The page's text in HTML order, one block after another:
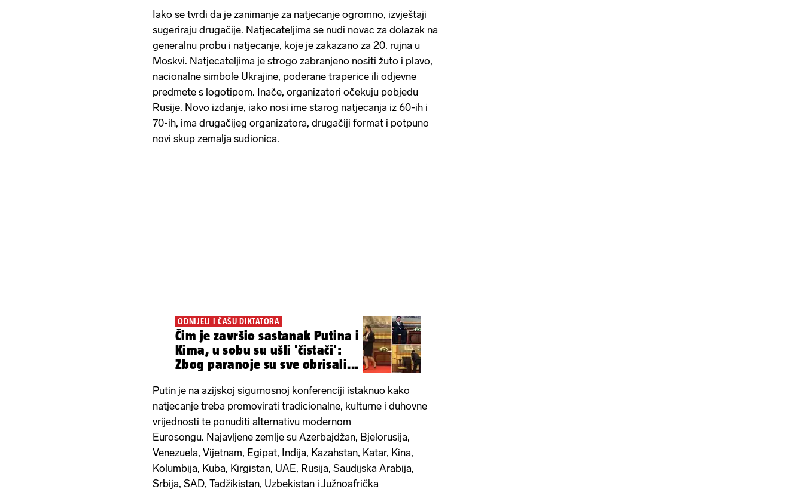
Iako se tvrdi da je zanimanje za natjecanje ogromno, izvještaji
sugeriraju drugačije. Natjecateljima se nudi novac za dolazak na
generalnu probu i natjecanje, koje je zakazano za 20. rujna u
Moskvi. Natjecateljima je strogo zabranjeno nositi žuto i plavo,
nacionalne simbole Ukrajine, poderane traperice ili odjevne
predmete s logotipom. Inače, organizatori očekuju pobjedu
Rusije. Novo izdanje, iako nosi ime starog natjecanja iz 60-ih i
70-ih, ima drugačijeg organizatora, drugačiji format i potpuno
novi skup zemalja sudionica.
ODNIJELI I ČAŠU DIKTATORA
Čim je završio sastanak Putina i
Kima, u sobu su ušli 'čistači':
Zbog paranoje su sve obrisali...
Putin je na azijskoj sigurnosnoj konferenciji istaknuo kako
natjecanje treba promovirati tradicionalne, kulturne i duhovne
vrijednosti te ponuditi alternativu modernom
Eurosongu. Najavljene zemlje su Azerbajdžan, Bjelorusija,
Venezuela, Vijetnam, Egipat, Indija, Kazahstan, Katar, Kina,
Kolumbija, Kuba, Kirgistan, UAE, Rusija, Saudijska Arabija,
Srbija, SAD, Tadžikistan, Uzbekistan i Južnoafrička